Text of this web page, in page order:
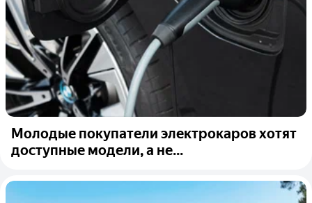
Молодые покупатели электрокаров хотят
доступные модели, а не...